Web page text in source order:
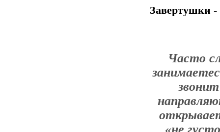
Завертушки -
Часто